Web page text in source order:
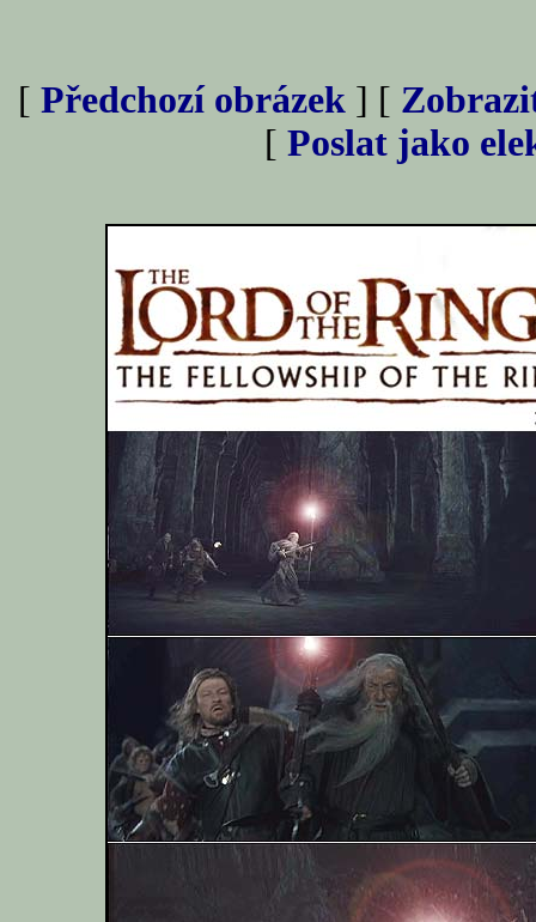
[ Předchozí obrázek ] [
[ Poslat jako